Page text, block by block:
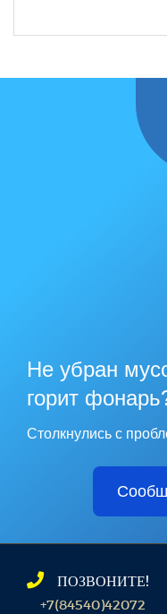
Не убран
горит
Столкнулись с
ПОЗВОНИТЕ!
+7(84540)42072